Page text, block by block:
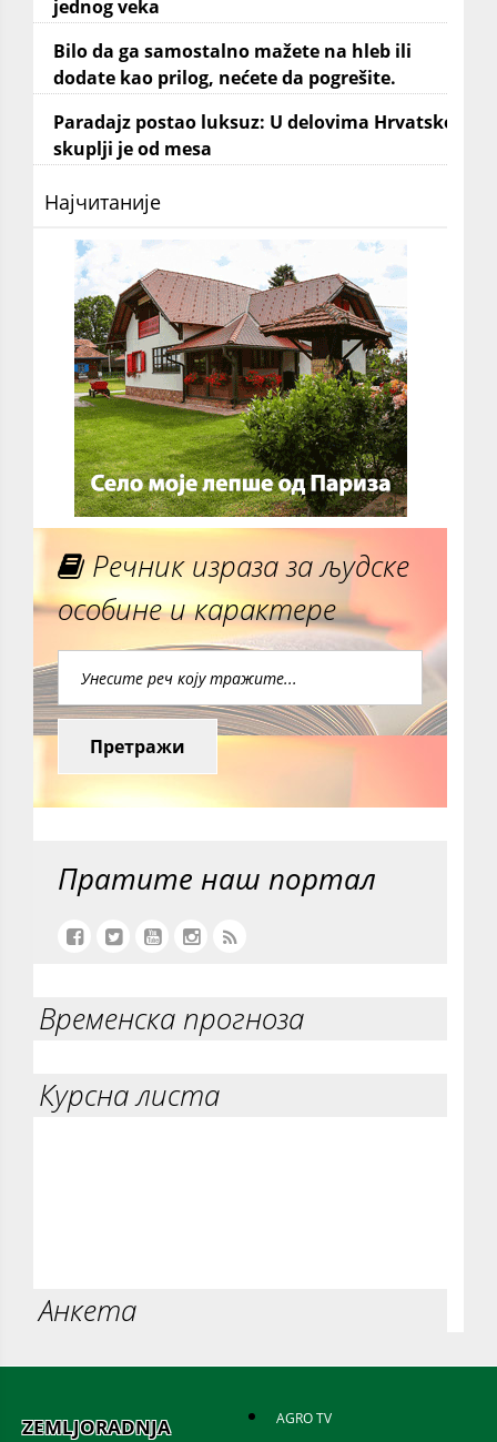
jednog veka
Bilo da ga samostalno mažete na hleb ili
dodate kao prilog, nećete da pogrešite.
Paradajz postao luksuz: U delovima Hrvatske
skuplji je od mesa
Најчитаније
Речник израза за људске
особине и карактере
Претражи
Пратите наш портал
Временска прогноза
Курсна листа
Анкета
ZEMLJORADNJA AGRO TV